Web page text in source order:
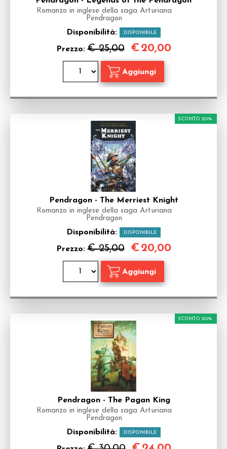
Romanzo in inglese della saga Arturiana
Pendragon
Disponibilità: DISPONIBILE
Prezzo:€ 25,00 € 20,00
Pendragon - The Merriest Knight
Romanzo in inglese della saga Arturiana
Pendragon
Disponibilità: DISPONIBILE
Prezzo:€ 25,00
SCONTO 20%
€ 20,00
Pendragon - The Pagan King
Romanzo in inglese della saga Arturiana
Pendragon
Disponibilità: DISPONIBILE
SCONTO 20%